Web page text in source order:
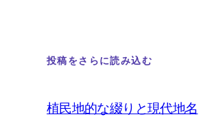
投稿をさらに読み込む
植民地的な綴りと現代地名